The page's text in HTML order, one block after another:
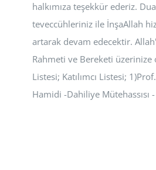
halkımıza teşekkür ederiz.
teveccühleriniz ile İnşaAllah
artarak devam edecektir.
Rahmeti ve Bereketi üzerinize
Listesi; Katılımcı Listesi;
Hamidi -Dahiliye Mütehassısı